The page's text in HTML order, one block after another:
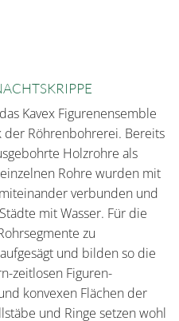
Kavex Figurenensemble
Röhrenbohrerei. Bereits
Holzrohre als
Rohre wurden mit
verbunden und
mit Wasser. Für die
zu
und bilden so die
zeitlosen Figuren-
konvexen Flächen der
und Ringe setzen wohl